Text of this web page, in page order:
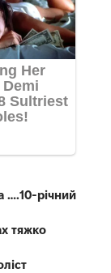
….10-річний
тяжко